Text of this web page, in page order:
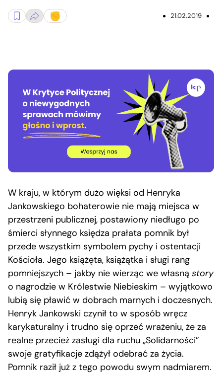
21.02.2019
W kraju, w którym dużo więksi od Henryka
Jankowskiego bohaterowie nie mają miejsca w
przestrzeni publicznej, postawiony niedługo po
śmierci słynnego księdza prałata pomnik był
przede wszystkim symbolem pychy i ostentacji
Kościoła. Jego książęta, książątka i sługi rang
pomniejszych – jakby nie wierząc we własną story
o nagrodzie w Królestwie Niebieskim – wyjątkowo
lubią się pławić w dobrach marnych i doczesnych.
Henryk Jankowski czynił to w sposób wręcz
karykaturalny i trudno się oprzeć wrażeniu, że za
realne przecież zasługi dla ruchu „Solidarności”
swoje gratyfikacje zdążył odebrać za życia.
Pomnik raził już z tego powodu swym nadmiarem.